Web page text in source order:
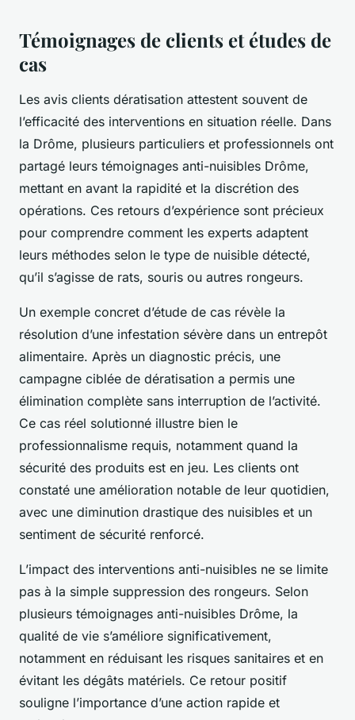
Témoignages de clients et études de
cas
Les avis clients dératisation attestent souvent de
l’efficacité des interventions en situation réelle. Dans
la Drôme, plusieurs particuliers et professionnels ont
partagé leurs témoignages anti-nuisibles Drôme,
mettant en avant la rapidité et la discrétion des
opérations. Ces retours d’expérience sont précieux
pour comprendre comment les experts adaptent
leurs méthodes selon le type de nuisible détecté,
qu’il s’agisse de rats, souris ou autres rongeurs.
Un exemple concret d’étude de cas révèle la
résolution d’une infestation sévère dans un entrepôt
alimentaire. Après un diagnostic précis, une
campagne ciblée de dératisation a permis une
élimination complète sans interruption de l’activité.
Ce cas réel solutionné illustre bien le
professionnalisme requis, notamment quand la
sécurité des produits est en jeu. Les clients ont
constaté une amélioration notable de leur quotidien,
avec une diminution drastique des nuisibles et un
sentiment de sécurité renforcé.
L’impact des interventions anti-nuisibles ne se limite
pas à la simple suppression des rongeurs. Selon
plusieurs témoignages anti-nuisibles Drôme, la
qualité de vie s’améliore significativement,
notamment en réduisant les risques sanitaires et en
évitant les dégâts matériels. Ce retour positif
souligne l’importance d’une action rapide et